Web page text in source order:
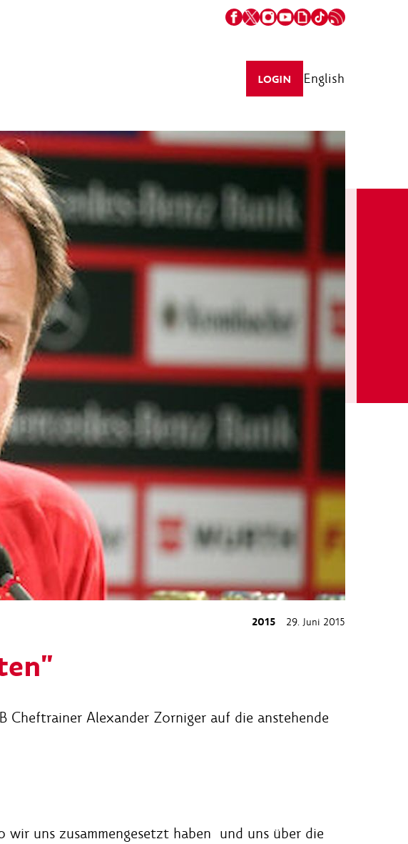
LOGIN English
2015 29. Juni 2015
Alexander Zorniger auf die anstehende
uns zusammengesetzt haben und uns über die